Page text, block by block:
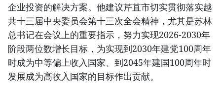
企业投资的解决方案。他建议芹苴市切实贯彻落实越
共十三届中央委员会第十三次全会精神，尤其是苏林
总书记在会议上的重要指示，努力实现2026-2030年
阶段两位数增长目标，为实现到2030年建党100周年
时成为中等偏上收入国家、到2045年建国100周年时
发展成为高收入国家的目标作出贡献。